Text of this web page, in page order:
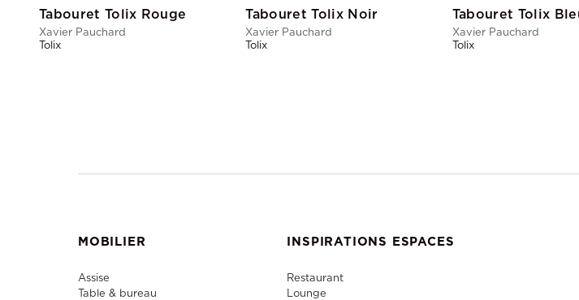
Tabouret Tolix Rouge
Xavier Pauchard
Tolix
Tabouret Tolix Noir
Xavier Pauchard
Tolix
Xavier Pauchard
Tolix
MOBILIER
Assise
Table & bureau
INSPIRATIONS ESPACES
Restaurant
Lounge